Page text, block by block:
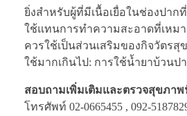
ยิ่งสำหรับผู้ที่มีเนื้อเยื่อในช่องปา
ใช้แทนการทำความสะอาดที่เหม
ควรใช้เป็นส่วนเสริมของกิจวัตร
ใช้มากเกินไป: การใช้น้ำยาบ้วน
สอบถามเพิ่มเติมและตรวจสุขภา
โทรศัพท์ 02-0665455 , 092-